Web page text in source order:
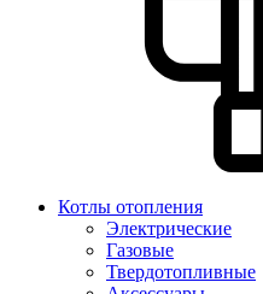
Котлы отопления
Электрические
Газовые
Твердотопливные